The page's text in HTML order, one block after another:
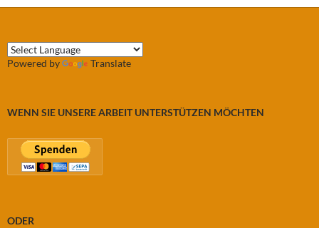
Powered by Translate
WENN SIE UNSERE ARBEIT UNTERSTÜTZEN MÖCHTEN
ODER